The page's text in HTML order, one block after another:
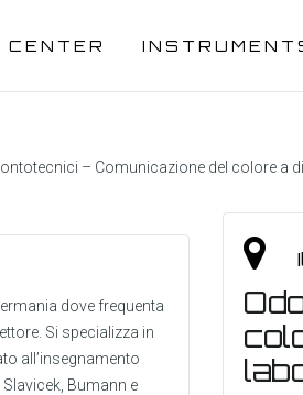
CENTER
– Comunicazione del colore a
dove frequenta
Si specializza in
all’insegnamento
Bumann e